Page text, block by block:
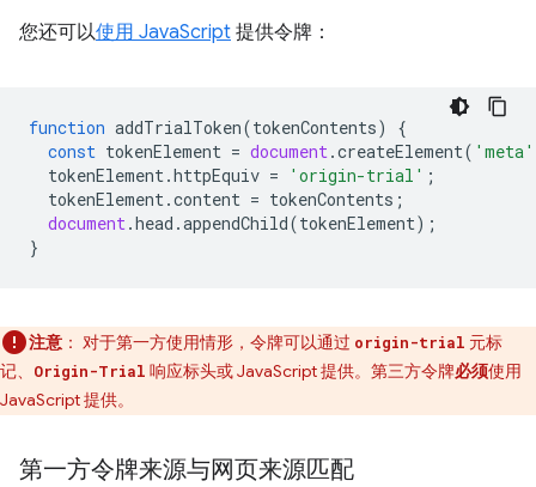
您还可以使用 JavaScript 提供令牌：
function addTrialToken(tokenContents)
{
const tokenElement = document .createElement( 'meta'
tokenElement .httpEquiv = 'origin-trial' ;
tokenElement .content = tokenContents ;
document .head .appendChild(tokenElement);
}
注意 ： 对于第一方使用情形，令牌可以通过 origin-trial 元标
记、
Origin-Trial 响应标头或 JavaScript 提供。第三方令牌必须使用
JavaScript 提供。
第一方令牌来源与网页来源匹配